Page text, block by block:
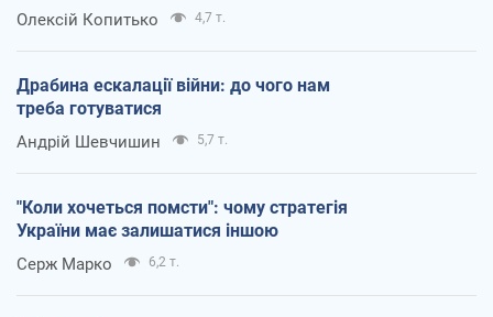
Олексій Копитько 4,7 т.
Драбина ескалації війни: до чого нам
треба готуватися
Андрій Шевчишин 5,7 т.
"Коли хочеться помсти": чому стратегія
України має залишатися іншою
Серж Марко 6,2 т.